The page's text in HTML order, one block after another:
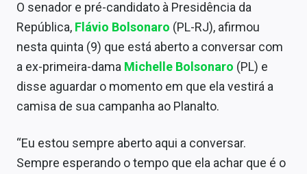
O senador e pré-candidato à Presidência da
República, Flávio Bolsonaro (PL-RJ), afirmou
nesta quinta (9) que está aberto a conversar com
a ex-primeira-dama Michelle Bolsonaro (PL) e
disse aguardar o momento em que ela vestirá a
camisa de sua campanha ao Planalto.
“Eu estou sempre aberto aqui a conversar.
Sempre esperando o tempo que ela achar que é o